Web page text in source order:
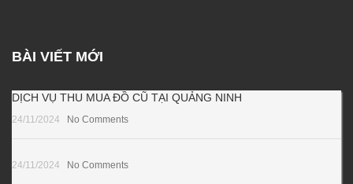
BÀI VIẾT MỚI
DỊCH VỤ THU MUA ĐỒ CŨ TẠI QUẢNG NINH
24/11/2024 No Comments
24/11/2024 No Comments